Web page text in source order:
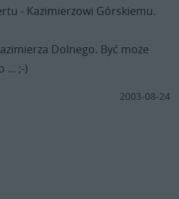
- Kazimierzowi Górskiemu.
Dolnego. Być może
... ;-)
2003-08-24